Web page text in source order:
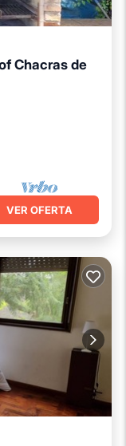
Chacras de
niños
VER OFERTA